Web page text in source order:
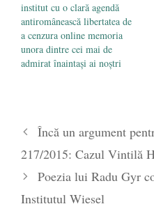
institut cu o clară agendă
antiromânească libertatea de
a cenzura online memoria
unora dintre cei mai de
admirat înaintași ai noștri
Încă un argument
217/2015: Cazul Vintilă
Poezia lui Radu Gyr
Institutul Wiesel